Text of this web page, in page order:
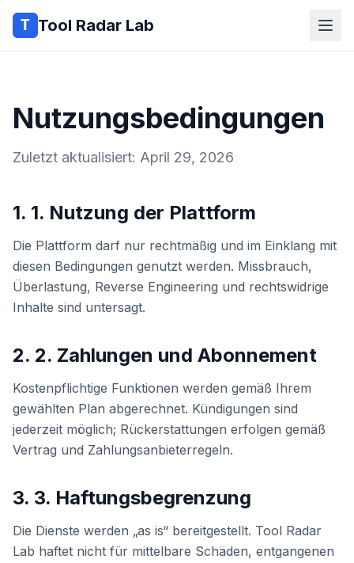
Tool Radar Lab
Nutzungsbedingungen
Zuletzt aktualisiert: April 29, 2026
1. 1. Nutzung der Plattform
Die Plattform darf nur rechtmäßig und im Einklang mit
diesen Bedingungen genutzt werden. Missbrauch,
Überlastung, Reverse Engineering und rechtswidrige
Inhalte sind untersagt.
2. 2. Zahlungen und Abonnement
Kostenpflichtige Funktionen werden gemäß Ihrem
gewählten Plan abgerechnet. Kündigungen sind
jederzeit möglich; Rückerstattungen erfolgen gemäß
Vertrag und Zahlungsanbieterregeln.
3. 3. Haftungsbegrenzung
Die Dienste werden „as is“ bereitgestellt. Tool Radar
Lab haftet nicht für mittelbare Schäden, entgangenen